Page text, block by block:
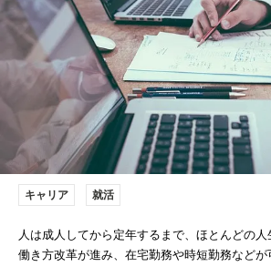
キャリア 就活
人は成人してから定年するまで、ほとんどの人
働き方改革が進み、在宅勤務や時短勤務などが